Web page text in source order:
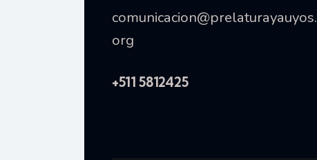
comunicacion@prelaturayauyos.
org
+511 5812425